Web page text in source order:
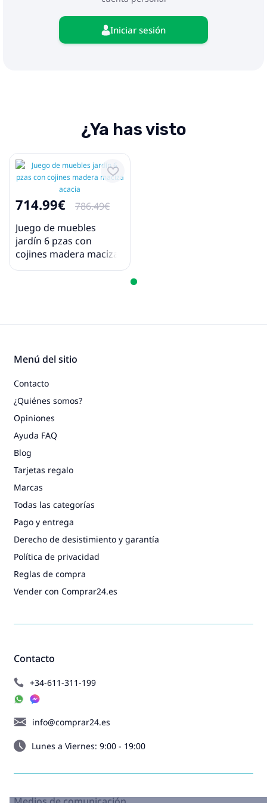
Iniciar sesión
¿Ya has visto
714.99€
786.49€
Juego de muebles
jardín 6 pzas con
cojines madera maciza
acacia
Contacto
+34-611-311-199
info@comprar24.es
Lunes a Viernes: 9:00 - 19:00
Menú del sitio
Contacto
¿Quiénes somos?
Opiniones
Ayuda FAQ
Blog
Tarjetas regalo
Marcas
Todas las categorías
Pago y entrega
Derecho de desistimiento y garantía
Política de privacidad
Reglas de compra
Vender con Comprar24.es